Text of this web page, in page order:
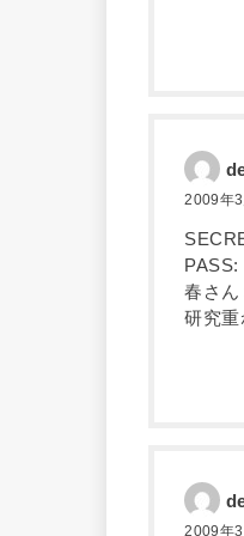
2009年
PASS:
春さん
研究重
2009年